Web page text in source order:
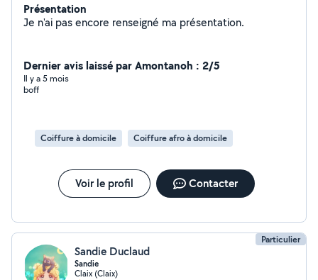
Présentation
Je n'ai pas encore renseigné ma présentation.
Dernier avis laissé par Amontanoh : 2/5
Il y a 5 mois
boff
Coiffure à domicile Coiffure afro à domicile
Voir le profil Contacter
Particulier
Sandie Duclaud
Sandie
Claix (Claix)